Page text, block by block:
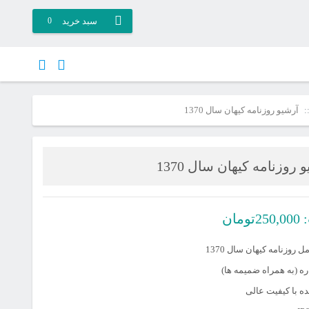
سبد خرید 0
آرشیو روزنامه کیهان سال 1370
روزنامه کیهان سال 1370
250,000تومان
روزنامه کیهان سال 1370
با کیفیت عالی